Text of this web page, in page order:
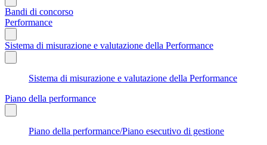
Bandi di concorso
Performance
Sistema di misurazione e valutazione della Performance
Sistema di misurazione e valutazione della Performance
Piano della performance
Piano della performance/Piano esecutivo di gestione